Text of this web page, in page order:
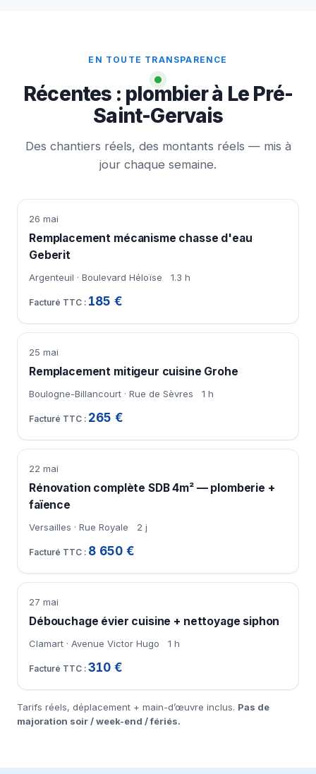
EN TOUTE TRANSPARENCE
Récentes : plombier à Le Pré-
Saint-Gervais
Des chantiers réels, des montants réels — mis à
jour chaque semaine.
26 mai
Remplacement mécanisme chasse d'eau
Geberit
Argenteuil · Boulevard Héloïse 1.3 h
185 €
25 mai
Remplacement mitigeur cuisine Grohe
Boulogne-Billancourt · Rue de Sèvres 1 h
265 €
22 mai
Rénovation complète SDB 4m² — plomberie +
faïence
Versailles · Rue Royale 2 j
8 650 €
27 mai
Débouchage évier cuisine + nettoyage siphon
Clamart · Avenue Victor Hugo 1 h
310 €
Tarifs réels, déplacement + main-d’œuvre inclus. Pas de
majoration soir / week-end / fériés.